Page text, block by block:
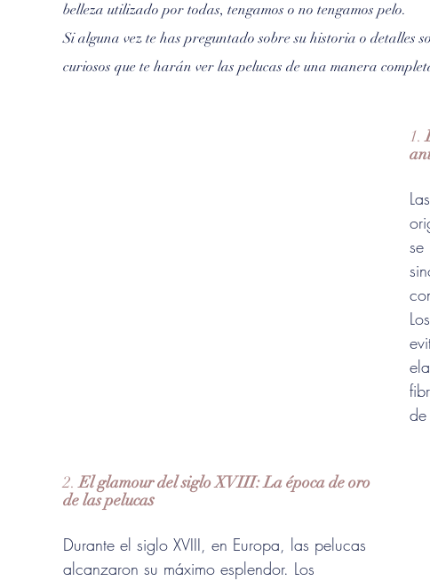
belleza utilizado por todas, tengamos o no tengamos pelo.
Si alguna vez te has preguntado sobre su historia o detalles
curiosos que te harán ver las pelucas de una manera
1.
se
2. El glamour del siglo XVIII: La época de oro
de las pelucas
Durante el siglo XVIII, en Europa, las pelucas
alcanzaron su máximo esplendor. Los